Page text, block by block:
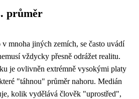
průměr
mnoha jiných zemích, se často uvádí
vždycky přesně odrážet realitu.
je ovlivněn extrémně vysokými platy
"táhnou" průměr nahoru. Medián
kolik vydělává člověk "uprostřed",